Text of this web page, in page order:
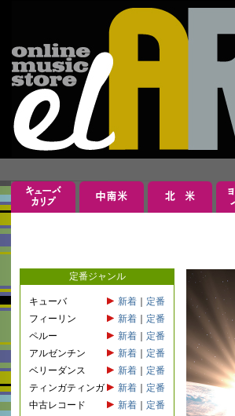
定番ジャンル
キューバ 新着
定番
フィーリン
新着
定番
ペルー
新着
定番
アルゼンチン
新着
定番
ベリーダンス
新着
定番
ティンガティンガ
新着
定番
中古レコード
新着
定番